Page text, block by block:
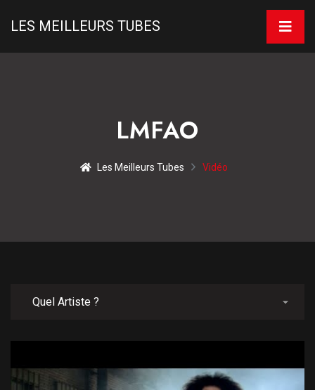
LES MEILLEURS TUBES
LMFAO
Les Meilleurs Tubes Vidéo